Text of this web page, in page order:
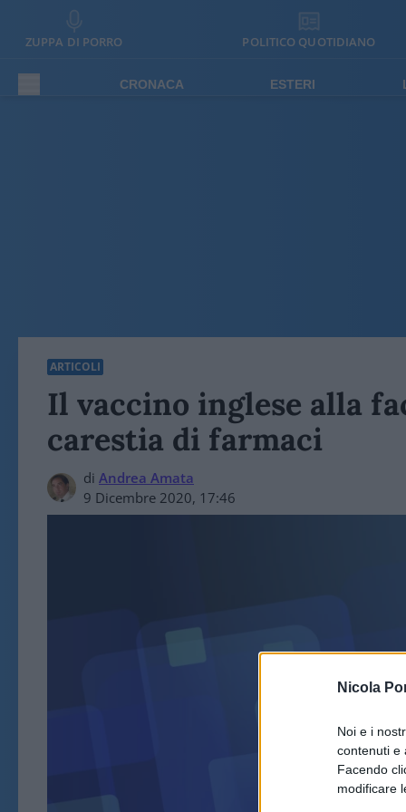
Nicola
Noi e i
contenuti e
Facendo
modificare
ZUPPA DI PORRO POLITICO QUOTIDIANO
CRONACA ESTERI
ARTICOLI
Il vaccino inglese alla
carestia di farmaci
di Andrea Amata
9 Dicembre 2020, 17:46